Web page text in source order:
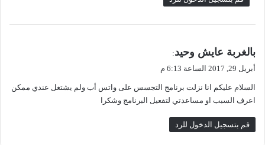
ق
ل
بالغربة عايش وحيد:
أبريل 29, 2017 الساعة 6:13 م
السلام عليكم انا نزلت برنامج التجسس على واتس أب ولم يشتغل عندي ممكن
اعرف السبب او مساعدتي لتفعيل البرنامج وشكرا
قم بتسجيل الدخول للرد